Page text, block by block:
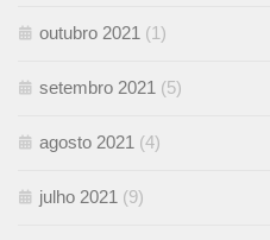
outubro 2021 (1)
setembro 2021 (5)
agosto 2021 (4)
julho 2021 (9)